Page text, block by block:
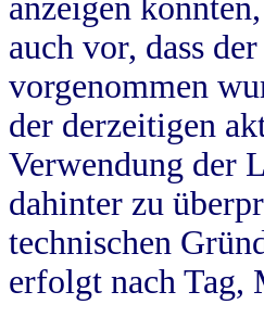
anzeigen
auch vor, dass
vorgenommen
der derzeitigen
Verwendung der
dahinter zu
technischen
erfolgt nach Tag,